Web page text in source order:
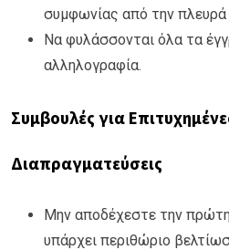
συμφωνίας από την πλευρά
Να φυλάσσονται όλα τα
αλληλογραφία.
Συμβουλές για
Διαπραγματεύσεις
Μην αποδέχεστε την
υπάρχει περιθώριο